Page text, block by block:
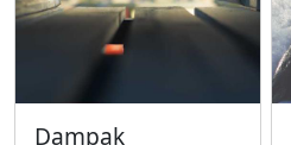
Dampak